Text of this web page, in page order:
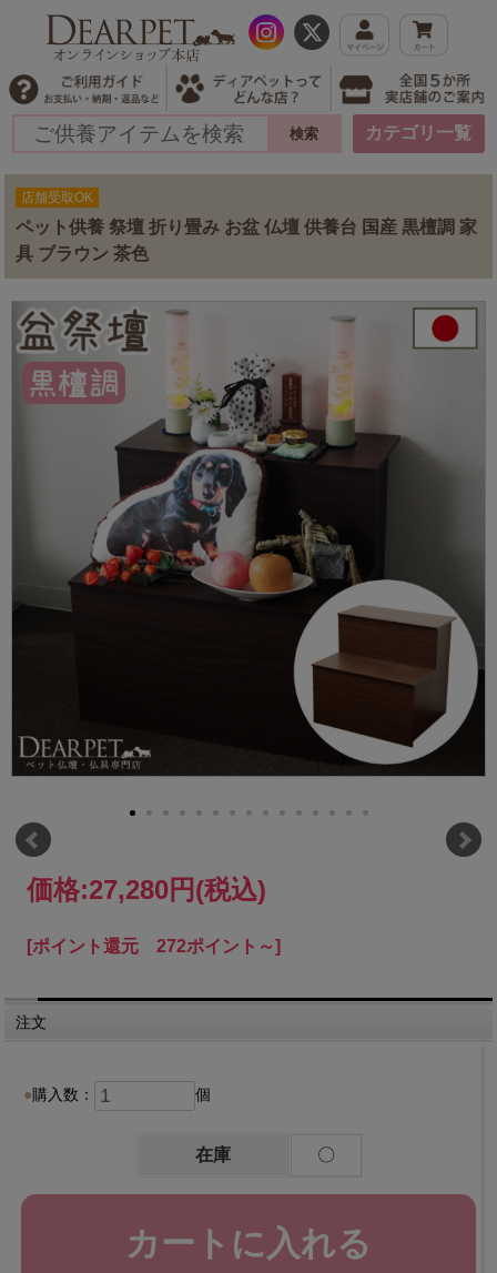
カテゴリ一覧
店舗受取OK
ペット供養 祭壇 折り畳み お盆 仏壇 供養台 国産 黒檀調 家
具 ブラウン 茶色
価格:27,280円(税込)
[ポイント還元 272ポイント～]
注文
購入数： 個
在庫 〇